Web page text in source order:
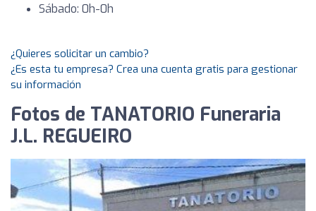
Sábado: 0h-0h
¿Quieres solicitar un cambio?
¿Es esta tu empresa? Crea una cuenta gratis para gestionar
su información
Fotos de TANATORIO Funeraria
J.L. REGUEIRO